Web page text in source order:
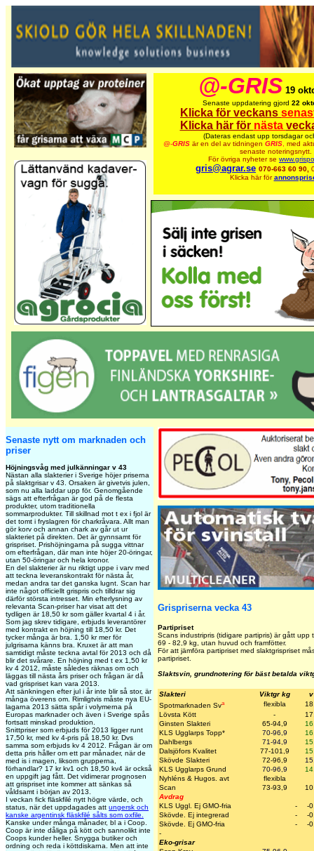
@-GRIS 19
Senaste uppdatering gjord 22
Klicka för veckans
Klicka här för nästa
(Dateras endast upp torsdagar
@-GRIS är en del av tidningen GRIS, med
senaste noteringsnytt.
För övriga nyheter se
gris@agrar.se 070-663 60 90,
Klicka här för
Senaste nytt om marknaden och
priser
Höjningsvåg med julkänningar v 43
Nästan alla slakterier i Sverige höjer priserna
på slaktgrisar v 43. Orsaken är givetvis julen,
som nu alla laddar upp för. Genomgående
sägs att efterfrågan är god på de flesta
produkter, utom traditionella
sommarprodukter. Till skillnad mot t ex i fjol är
det tomt i fryslagren för charkråvara. Allt man
gör korv och annan chark av går ut ur
slakteriet på direkten. Det är gynnsamt för
grispriset. Prishöjningarna på sugga vittnar
om efterfrågan, där man inte höjer 20-öringar,
utan 50-öringar och hela kronor.
En del slakterier är nu riktigt uppe i varv med
att teckna leveranskontrakt för nästa år,
medan andra tar det ganska lugnt. Scan har
inte något officiellt grispris och tilldrar sig
därför största intresset. Min efterlysning av
relevanta Scan-priser har visat att det
tydligen är 18,50 kr som gäller kvartal 4 i år.
Som jag skrev tidigare, erbjuds leverantörer
med kontrakt en höjning till 18,50 kr. Det
tycker många är bra. 1,50 kr mer för
julgrisarna känns bra. Kruxet är att man
samtidigt måste teckna avtal för 2013 och då
blir det svårare. En höjning med t ex 1,50 kr
kv 4 2012, måste således räknas om och
läggas till nästa års priser och frågan är då
vad grispriset kan vara 2013.
Att sänkningen efter jul i år inte blir så stor, är
många överens om. Rimligtvis måste nya EU-
lagarna 2013 sätta spår i volymerna på
Europas marknader och även i Sverige spås
fortsatt minskad produktion.
Snittpriser som erbjuds för 2013 ligger runt
17,50 kr, med kv 4-pris på 18,50 kr. Dvs
samma som erbjuds kv 4 2012. Frågan är om
detta pris håller om ett par månader, när de
med is i magen, liksom grupperna,
förhandlar? 17 kr kv1 och 18,50 kv4 är också
en uppgift jag fått. Det vidimerar prognosen
att grispriset inte kommer att sänkas så
våldsamt i början av 2013.
I veckan fick fläskfilé nytt högre värde, och
status, när det uppdagades att ungersk och
kanske argentinsk fläskfilé sålts som oxfile.
Kanske under många månader, bl a i Coop.
Coop är inte dåliga på kött och sannolikt inte
Coops kunder heller. Snygga butiker och
ordning och reda i köttdiskarna. Men att inte
Grispriserna vecka 43
Partipriset
Scans industripris (tidigare partipris) är gått upp
69 - 82,9 kg, utan huvud och framfötter.
För att jämföra partipriset med slaktgrispriset
partipriset.
Slaktsvin, grundnotering för bäst betalda
Slakteri Viktgr kg
v
Spotmarknaden Sva flexibla
Lövsta Kött
-
Ginsten Slakteri
65-94,9
KLS Ugglarps Topp* 70-96,9
Dahlbergs
71-94,9
Dalsjöfors Kvalitet
77-101,9
Skövde Slakteri
72-96,9
KLS Ugglarps Grund
70-96,9
Nyhléns & Hugos. avt
flexibla
Scan
73-93,9
Avdrag
KLS Uggl. Ej GMO-fria
-
-
Skövde. Ej integrerad
-
-
Skövde. Ej GMO-fria
-
-
-
Eko-grisar